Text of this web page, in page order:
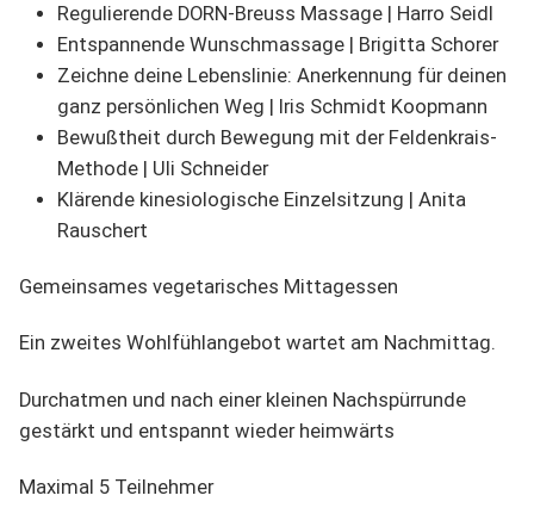
Regulierende DORN-Breuss Massage | Harro Seidl
Entspannende Wunschmassage | Brigitta Schorer
Zeichne deine Lebenslinie: Anerkennung für deinen
ganz persönlichen Weg | Iris Schmidt Koopmann
Bewußtheit durch Bewegung mit der Feldenkrais-
Methode | Uli Schneider
Klärende kinesiologische Einzelsitzung | Anita
Rauschert
Gemeinsames vegetarisches Mittagessen
Ein zweites Wohlfühlangebot wartet am Nachmittag.
Durchatmen und nach einer kleinen Nachspürrunde
gestärkt und entspannt wieder heimwärts
Maximal 5 Teilnehmer